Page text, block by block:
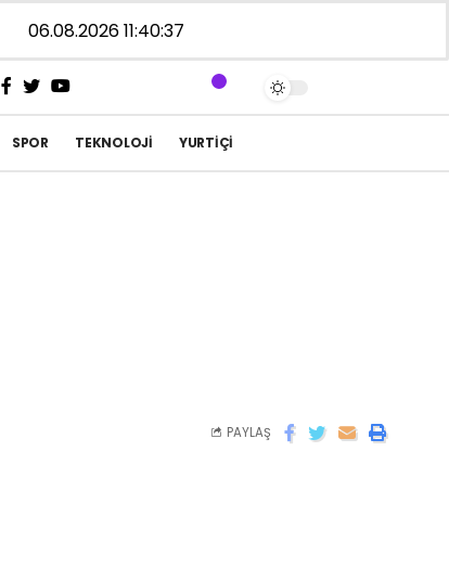
06.08.2026 11:40:38
SPOR TEKNOLOJI YURTIÇI
PAYLAŞ